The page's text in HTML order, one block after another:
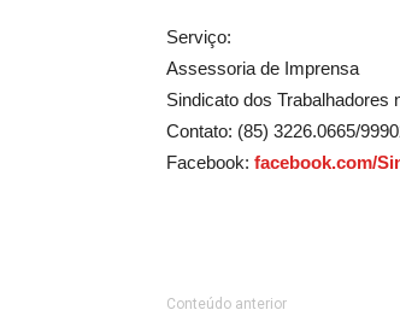
Serviço:
Assessoria de Imprensa
Sindicato dos
Contato: (85) 3226.0665/
Facebook: facebook.com/
Conteúdo anterior